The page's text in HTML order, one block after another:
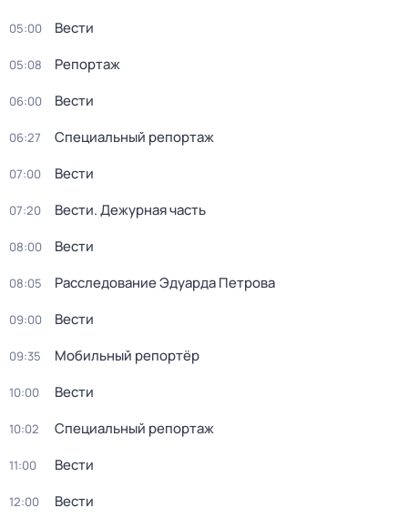
05:00 Вести
05:08 Репортаж
06:00 Вести
06:27 Специальный репортаж
07:00 Вести
07:20 Вести. Дежурная часть
08:00 Вести
08:05 Расследование Эдуарда Петрова
09:00 Вести
09:35 Мобильный репортёр
10:00 Вести
10:02 Специальный репортаж
11:00 Вести
12:00 Вести